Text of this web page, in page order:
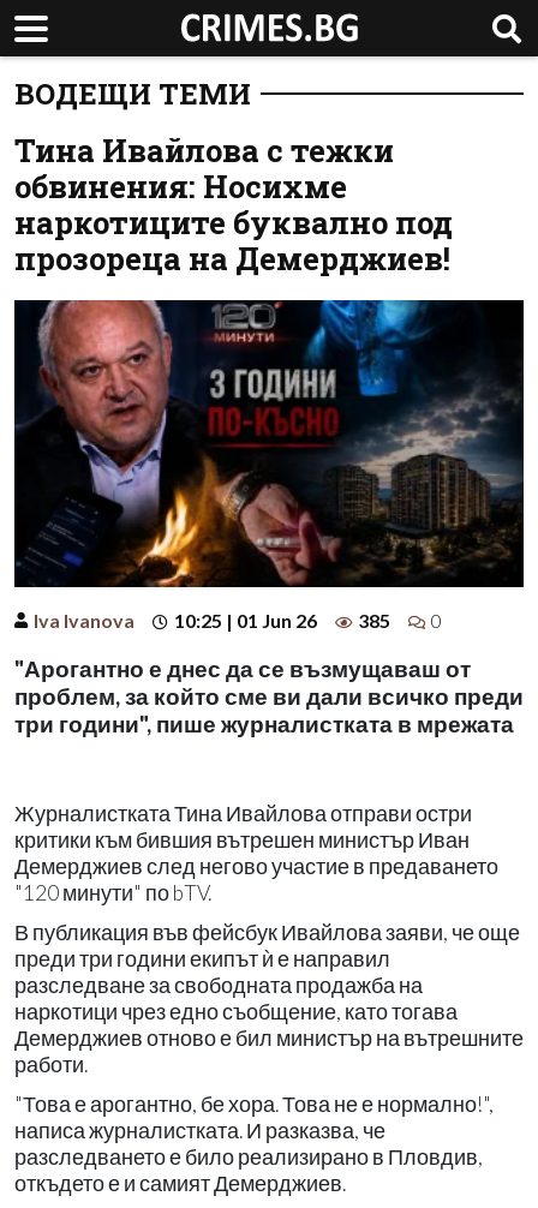
ВОДЕЩИ ТЕМИ
Тина Ивайлова с тежки
обвинения: Носихме
наркотиците буквално под
прозореца на Демерджиев!
Iva Ivanova 10:25 | 01 Jun 26 385 0
"Арогантно е днес да се възмущаваш от
проблем, за който сме ви дали всичко преди
три години", пише журналистката в мрежата
Журналистката Тина Ивайлова отправи остри
критики към бившия вътрешен министър Иван
Демерджиев след негово участие в предаването
"120 минути" по bTV.
В публикация във фейсбук Ивайлова заяви, че още
преди три години екипът ѝ е направил
разследване за свободната продажба на
наркотици чрез едно съобщение, като тогава
Демерджиев отново е бил министър на вътрешните
работи.
"Това е арогантно, бе хора. Това не е нормално!",
написа журналистката. И разказва, че
разследването е било реализирано в Пловдив,
откъдето е и самият Демерджиев.